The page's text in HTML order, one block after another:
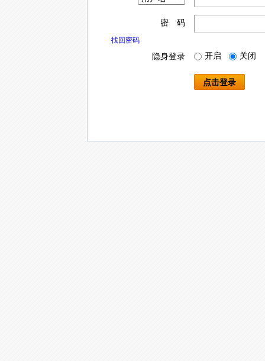
密 码
找回密码
隐身登录 开启 关闭
点击登录